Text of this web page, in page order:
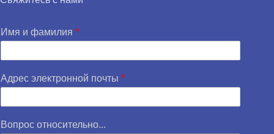
Имя и фамилия *
Адрес электронной почты *
Вопрос относительно...